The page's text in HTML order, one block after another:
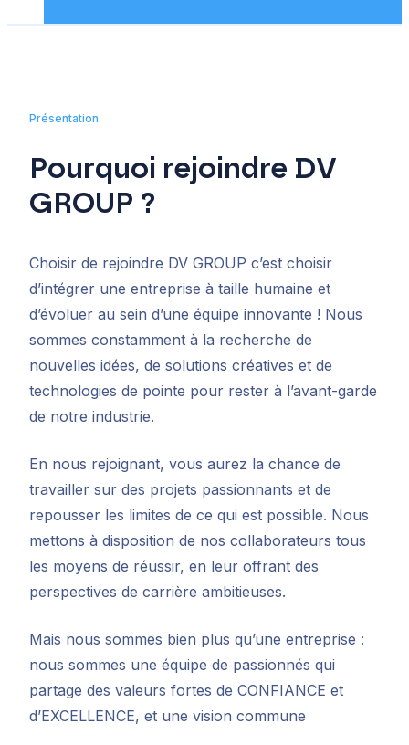
Présentation
Pourquoi rejoindre DV
GROUP ?
Choisir de rejoindre DV GROUP c’est choisir
d’intégrer une entreprise à taille humaine et
d’évoluer au sein d’une équipe innovante ! Nous
sommes constamment à la recherche de
nouvelles idées, de solutions créatives et de
technologies de pointe pour rester à l’avant-garde
de notre industrie.
En nous rejoignant, vous aurez la chance de
travailler sur des projets passionnants et de
repousser les limites de ce qui est possible. Nous
mettons à disposition de nos collaborateurs tous
les moyens de réussir, en leur offrant des
perspectives de carrière ambitieuses.
Mais nous sommes bien plus qu’une entreprise :
nous sommes une équipe de passionnés qui
partage des valeurs fortes de CONFIANCE et
d’EXCELLENCE, et une vision commune